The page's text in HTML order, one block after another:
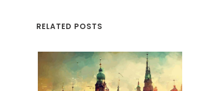
RELATED POSTS